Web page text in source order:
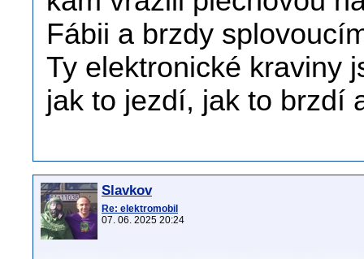
Fábii a brzdy
Ty elektronické kraviny
jak to jezdí, jak to brzdí
Slavkov
Re: elektromobil
07. 06. 2025 20:24